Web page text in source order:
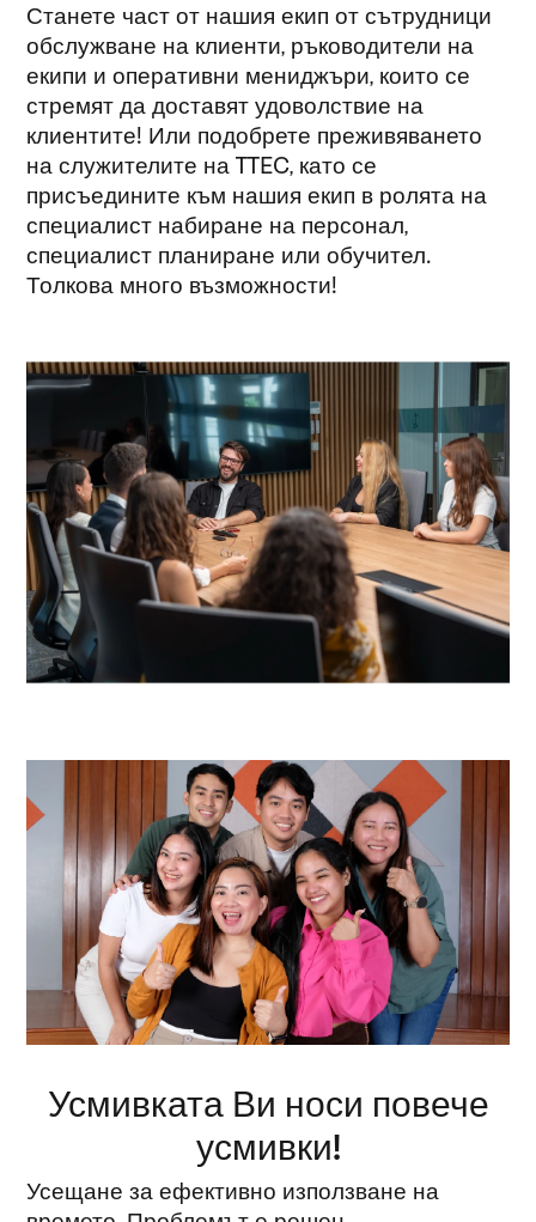
Станете част от нашия екип от сътрудници
обслужване на клиенти, ръководители на
екипи и оперативни мениджъри, които се
стремят да доставят удоволствие на
клиентите! Или подобрете преживяването
на служителите на TTEC, като се
присъедините към нашия екип в ролята на
специалист набиране на персонал,
специалист планиране или обучител.
Толкова много възможности!
Усмивката Ви носи повече
усмивки!
Усещане за ефективно използване на